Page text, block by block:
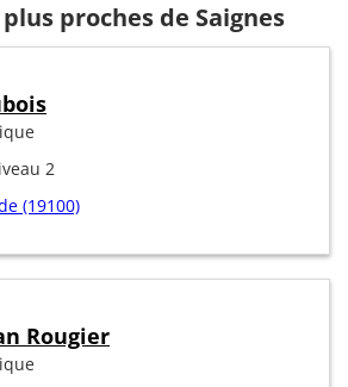
proches de Saignes
2
(19100)
Rougier